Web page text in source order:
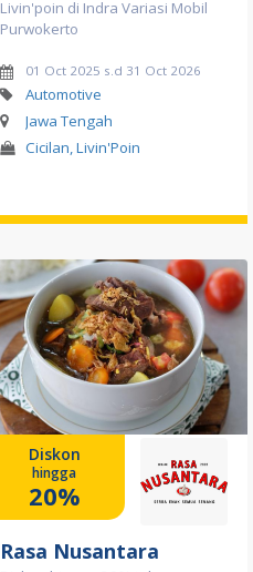
Livin'poin di Indra Variasi Mobil
Purwokerto
01 Oct 2025 s.d 31 Oct 2026
Automotive
Jawa Tengah
Cicilan, Livin'Poin
Diskon
hingga
20%
Rasa Nusantara